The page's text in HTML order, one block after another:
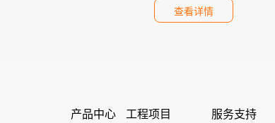
查看详情
产品中心 工程项目 服务支持